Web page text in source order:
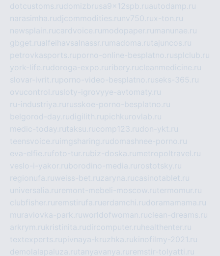
dotcustoms.rudomizbrusa9x12spb.ruautodamp.ru
narasimha.rudjcommodities.ru nv750.rux-ton.ru
newsplain.rucardvoice.ru modopaper.ru manunae.ru
gbget.rualfeihavsalnassr.ru madoma.rutajuncos.ru
petrovkasports.ruporno-online-besplatno.rusplclub.ru
york-life.rudoroga-expo.ru ribery.rucleanmedicine.ru
slovar-ivrit.ruporno-video-besplatno.ruseks-365.ru
ovucontrol.rusloty-igrovyye-avtomaty.ru
ru-industriya.ru russkoe-porno-besplatno.ru
belgorod-day.rudigilith.rupichkurovlab.ru
medic-today.rutaksu.rucomp123.rudon-ykt.ru
teensvoice.ru imgsharing.rudomashnee-porno.ru
eva-elfie.rufoto-tur.rubiz-doska.ru metropoltravel.ru
veslo-i-yakor.ruborodino-media.ru rostotsky.ru
regionufa.ruweiss-bet.ruzaryna.rucasinotablet.ru
universalia.ru remont-mebeli-moscow.rutermomur.ru
clubfisher.ru remstirufa.ruerdamchi.rudoramamama.ru
muraviovka-park.ruworldofwoman.ruclean-dreams.ru
arkrym.rukristinita.rudircomputer.ru healthenter.ru
textexperts.rupivnaya-kruzhka.rukinofilmy-2021.ru
demolalapaluza.rutanyavanya.ru remstir-tolyatti.ru